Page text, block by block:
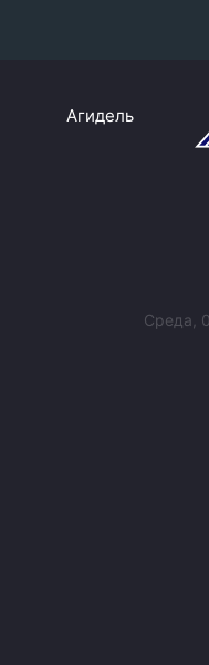
Конференция
Агидель
Среда,